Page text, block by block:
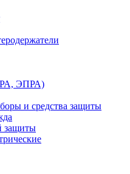
ЭПРА)
и средства защиты
защиты